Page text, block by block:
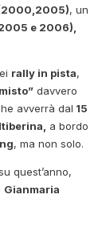
, un
e 2006),
rally in pista,
davvero
avverrà dal 15
a bordo
, ma non solo.
quest’anno,
Gianmaria